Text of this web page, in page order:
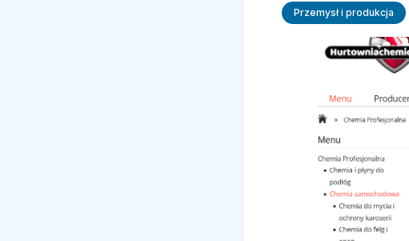
Przemysł i produkcja